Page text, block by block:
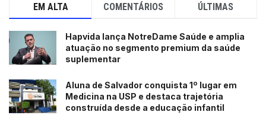
EM ALTA COMENTÁRIOS ÚLTIMAS
Hapvida lança NotreDame Saúde e amplia
atuação no segmento premium da saúde
suplementar
Aluna de Salvador conquista 1º lugar em
Medicina na USP e destaca trajetória
construída desde a educação infantil